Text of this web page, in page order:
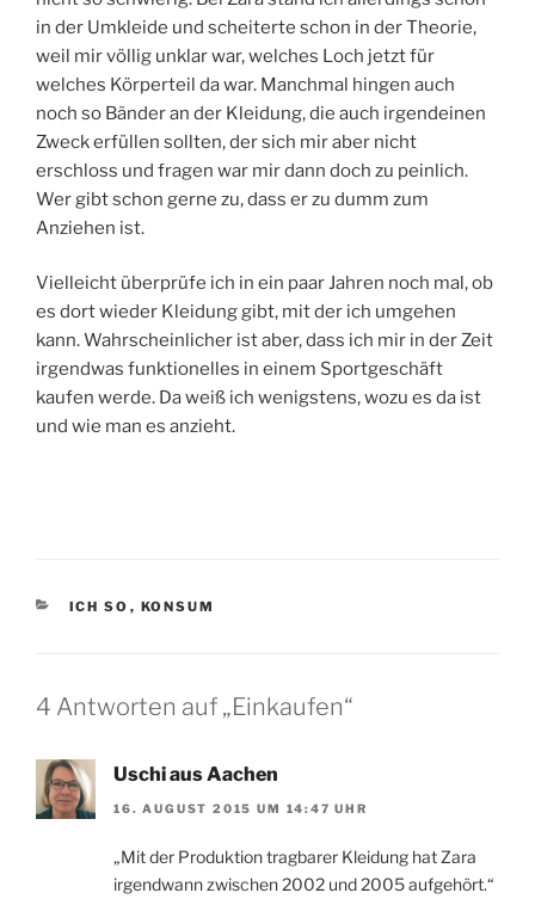
in der Umkleide und scheiterte schon in der Theorie,
weil mir völlig unklar war, welches Loch jetzt für
welches Körperteil da war. Manchmal hingen auch
noch so Bänder an der Kleidung, die auch irgendeinen
Zweck erfüllen sollten, der sich mir aber nicht
erschloss und fragen war mir dann doch zu peinlich.
Wer gibt schon gerne zu, dass er zu dumm zum
Anziehen ist.
Vielleicht überprüfe ich in ein paar Jahren noch mal, ob
es dort wieder Kleidung gibt, mit der ich umgehen
kann. Wahrscheinlicher ist aber, dass ich mir in der Zeit
irgendwas funktionelles in einem Sportgeschäft
kaufen werde. Da weiß ich wenigstens, wozu es da ist
und wie man es anzieht.
KATEGORIEN
ICH SO , KONSUM
4 Antworten auf „Einkaufen“
Uschi aus Aachen
16. AUGUST 2015 UM 14:47 UHR
„Mit der Produktion tragbarer Kleidung hat Zara
irgendwann zwischen 2002 und 2005 aufgehört.“